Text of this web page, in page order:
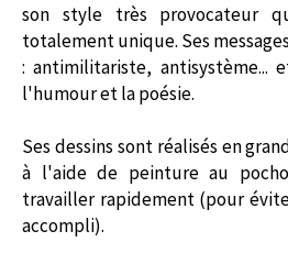
son style très provocateur
totalement unique. Ses
: antimilitariste, antisystème...
l'humour et la poésie.
Ses dessins sont réalisés en
à l'aide de peinture au
travailler rapidement (pour
accompli).